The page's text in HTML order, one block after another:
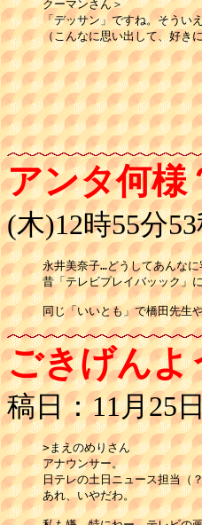
クーマンさん＞
「デッサン」ですね。そうい
（こんなに思い出して、好き
アンタ何様
(木)12時55分
永井美奈子…どうしてあんな
昔「テレビプレイバッック」
同じ「いいとも」で橋田先生
ごきげんよ
稿日：11月25
>まえのめりさん
アナウンサー。
日テレの土日ニュース担当（
あれ、いやだわ。